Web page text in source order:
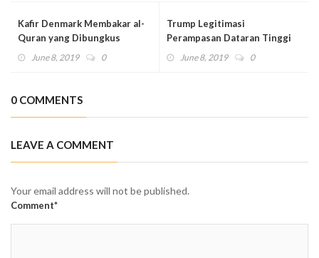
Kafir Denmark Membakar al-
Quran yang Dibungkus
Daging Babi
June 8, 2019 0
Trump Legitimasi
Perampasan Dataran Tinggi
Golan dari Kaum Muslim
June 8, 2019 0
0 COMMENTS
LEAVE A COMMENT
Your email address will not be published.
Comment*